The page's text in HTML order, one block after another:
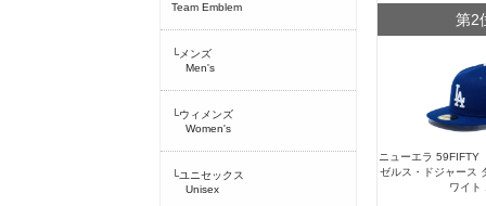
Team Emblem
└メンズ
Men's
└ウィメンズ
Women's
└ユニセックス
Unisex
第2
ニューエラ 59FIFTY
ゼルス・ドジャース
ワイト